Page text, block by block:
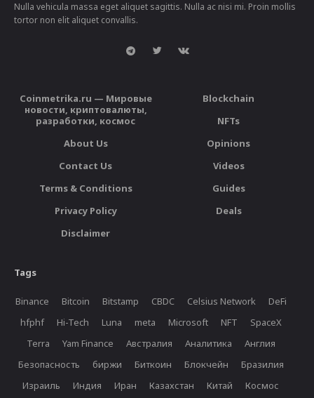
Nulla vehicula massa eget aliquet sagittis. Nulla ac nisi mi. Proin mollis
tortor non elit aliquet convallis.
Coinmetrika.ru — Мировые
новости, криптовалюты,
разработки, космос
About Us
Contact Us
Terms & Conditions
Privacy Policy
Disclaimer
Blockchain
NFTs
Opinions
Videos
Guides
Deals
Tags
Binance Bitcoin Bitstamp CBDC Celsius Network
DeFi
hfphf
Hi-Tech Luna meta Microsoft NFT
SpaceX
Terra
Yam Finance Австралия Аналитика
Англия
Безопасность
биржи Биткоин Блокчейн
Бразилия
Израиль
Индия Иран Казахстан Китай Космос